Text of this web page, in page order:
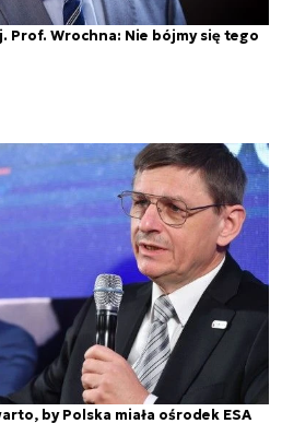
Prof. Wrochna: Nie bójmy się tego
by Polska miała ośrodek ESA